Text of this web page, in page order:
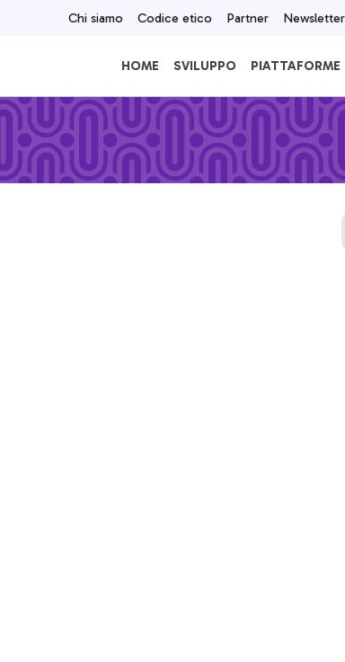
Chi siamo Codice etico Partner Newsletter
HOME SVILUPPO PIATTAFORME